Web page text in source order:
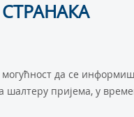
могућност да се
шалтеру пријема, у